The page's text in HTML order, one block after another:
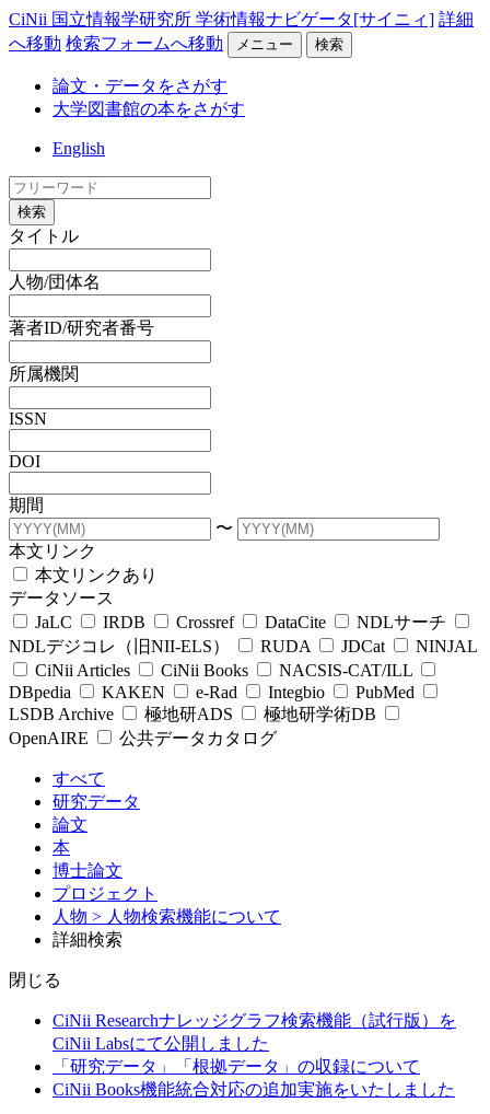
CiNii 国立情報学研究所 学術情報ナビゲータ[サイニィ] 詳細
へ移動 検索フォームへ移動 メニュー 検索
論文・データをさがす
大学図書館の本をさがす
English
検索
タイトル
人物/団体名
著者ID/研究者番号
所属機関
ISSN
DOI
期間
〜
本文リンク
本文リンクあり
データソース
JaLC
IRDB Crossref DataCite
NDLサーチ
NDLデジコレ（旧NII-ELS）
RUDA JDCat
NINJAL
CiNii Articles
CiNii Books
NACSIS-CAT/ILL
DBpedia
KAKEN e-Rad Integbio
PubMed
LSDB Archive
極地研ADS
極地研学術DB
OpenAIRE
公共データカタログ
すべて
研究データ
論文
本
博士論文
プロジェクト
人物 > 人物検索機能について
詳細検索
閉じる
CiNii Researchナレッジグラフ検索機能（試行版）を
CiNii Labsにて公開しました
「研究データ」「根拠データ」の収録について
CiNii Books機能統合対応の追加実施をいたしました